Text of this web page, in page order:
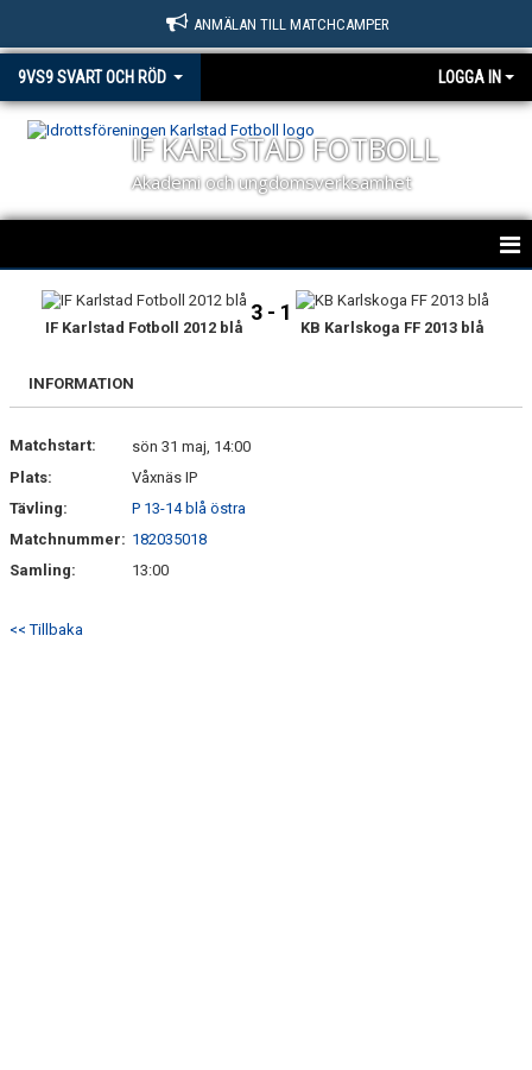
ANMÄLAN TILL MATCHCAMPER
9VS9 SVART OCH RÖD LOGGA IN
IF KARLSTAD FOTBOLL
Akademi och ungdomsverksamhet
HEM
KALENDER
MATCHER
BILDGALLERI
IF Karlstad Fotboll 2012 blå
3 - 1
KB Karlskoga FF 2013 blå
INFORMATION
Matchstart:
sön 31 maj, 14:00
Plats:
Våxnäs IP
Tävling:
P 13-14 blå östra
Matchnummer: 182035018
Samling:
13:00
<< Tillbaka